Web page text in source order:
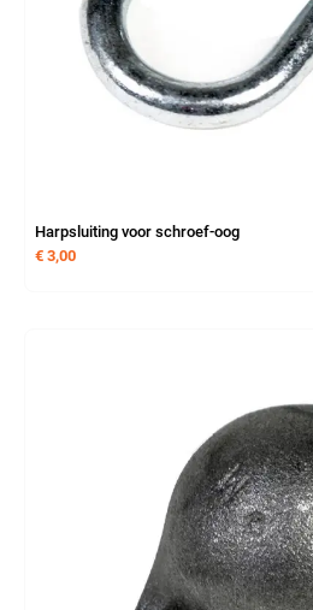
Harpsluiting voor schroef-oog
€ 3,00